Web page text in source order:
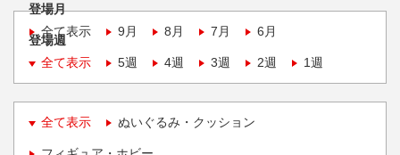
登場月
全て表示
9月 8月 7月 6月
登場週
全て表示
5週 4週 3週 2週 1週
全て表示 ぬいぐるみ・クッション